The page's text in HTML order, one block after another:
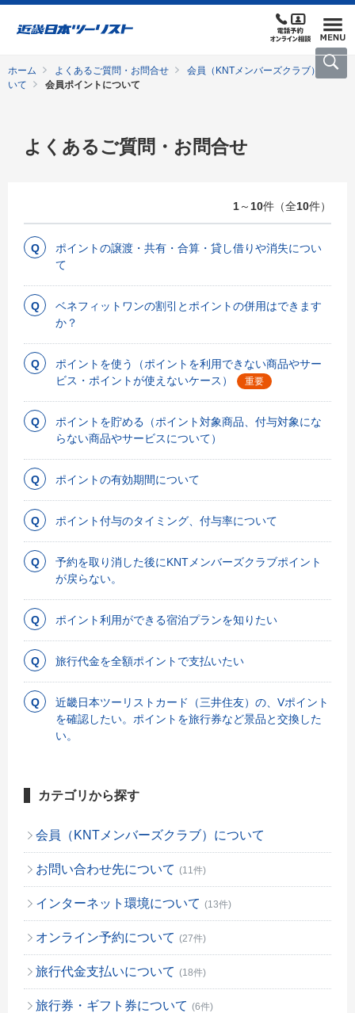
ホーム よくあるご質問・お問合せ
会員（KNTメンバーズクラブ）につ
いて
会員ポイントについて
よくあるご質問・お問合せ
1～ 10件（全10件）
ポイントの譲渡・共有・合算・貸し借りや消失につい
て
ベネフィットワンの割引とポイントの併用はできます
か？
ポイントを使う（ポイントを利用できない商品やサー
ビス・ポイントが使えないケース）
重要
ポイントを貯める（ポイント対象商品、付与対象にな
らない商品やサービスについて）
ポイントの有効期間について
ポイント付与のタイミング、付与率について
予約を取り消した後にKNTメンバーズクラブポイント
が戻らない。
ポイント利用ができる宿泊プランを知りたい
旅行代金を全額ポイントで支払いたい
近畿日本ツーリストカード（三井住友）の、Vポイント
を確認したい。ポイントを旅行券など景品と交換した
い。
カテゴリから探す
会員（KNTメンバーズクラブ）について
お問い合わせ先について (11件)
インターネット環境について (13件)
オンライン予約について (27件)
旅行代金支払いについて (18件)
旅行券・ギフト券について (6件)